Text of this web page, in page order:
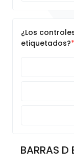
¿Los
etiquetados?
BARRAS D